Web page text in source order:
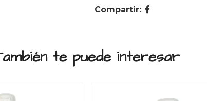
Compartir:
te puede interesar